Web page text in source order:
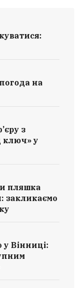
на
з
ключ» у
пляшка
закликаємо
у Вінниці: